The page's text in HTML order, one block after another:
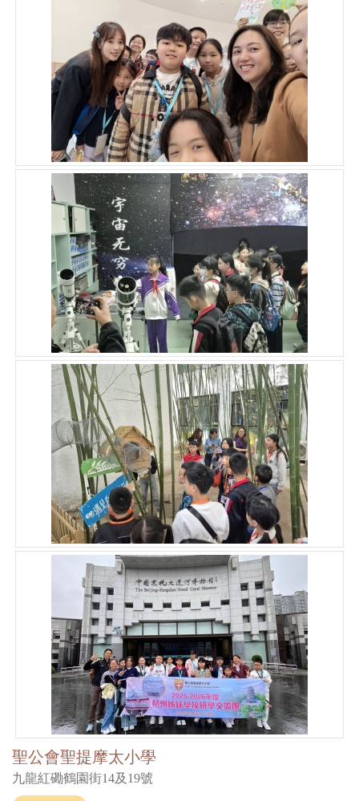
聖公會聖提摩太小學
九龍紅磡鶴園街14及19號